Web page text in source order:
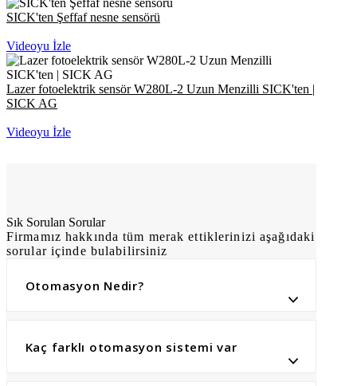
SICK'ten Şeffaf nesne sensörü
Videoyu İzle
Lazer fotoelektrik sensör W280L-2 Uzun Menzilli SICK'ten |
SICK AG
Videoyu İzle
Sık Sorulan Sorular
Firmamız hakkında tüm merak ettiklerinizi aşağıdaki
sorular içinde bulabilirsiniz
Otomasyon Nedir?
Kaç farklı otomasyon sistemi var